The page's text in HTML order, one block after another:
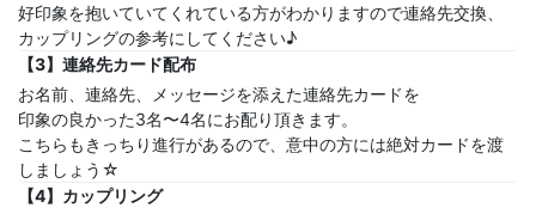
好印象を抱いていてくれている方がわかりますので連絡先交換、
カップリングの参考にしてください♪
【3】連絡先カード配布
お名前、連絡先、メッセージを添えた連絡先カードを
印象の良かった3名〜4名にお配り頂きます。
こちらもきっちり進行があるので、意中の方には絶対カードを渡
しましょう☆
【4】カップリング